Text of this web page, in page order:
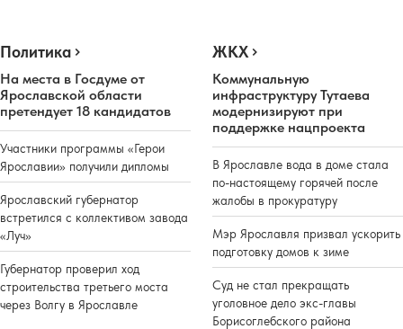
Политика
На места в Госдуме от
Ярославской области
претендует 18 кандидатов
Участники программы «Герои
Ярославии» получили дипломы
Ярославский губернатор
встретился с коллективом завода
«Луч»
Губернатор проверил ход
строительства третьего моста
через Волгу в Ярославле
ЖКХ
Коммунальную
инфраструктуру Тутаева
модернизируют при
поддержке нацпроекта
В Ярославле вода в доме стала
по-настоящему горячей после
жалобы в прокуратуру
Мэр Ярославля призвал ускорить
подготовку домов к зиме
Суд не стал прекращать
уголовное дело экс-главы
Борисоглебского района